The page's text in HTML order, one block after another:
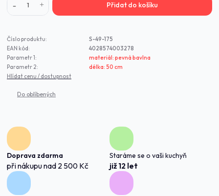
Přidat do košíku
Číslo produktu:
S-49-175
EAN kód:
4028574003278
Parametr 1:
materiál: pevná bavlna
Parametr 2:
délka: 50 cm
Hlídat cenu / dostupnost
Doprava zdarma
při nákupu nad 2 500 Kč
Staráme se o vaši kuchyň
již 12 let